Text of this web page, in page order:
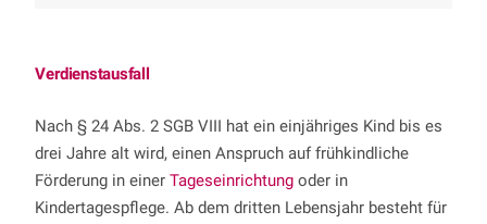
Verdienstausfall
Nach § 24 Abs. 2 SGB VIII hat ein einjähriges Kind bis es
drei Jahre alt wird, einen Anspruch auf frühkindliche
Förderung in einerTageseinrichtung oder in
Kindertagespflege. Ab dem dritten Lebensjahr besteht für